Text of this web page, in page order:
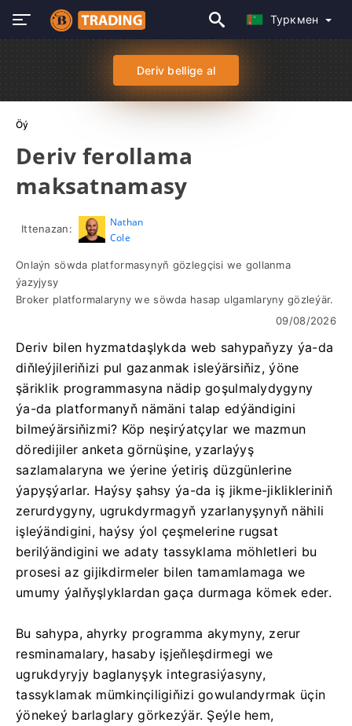
Туркмен
Deriv bellige al
Öý
Deriv ferollama
maksatnamasy
Ittenazan:
Nathan
Cole
Onlaýn söwda platformasynyň gözlegçisi we gollanma
ýazyjysy
Broker platformalaryny we söwda hasap ulgamlaryny gözleýär.
09/08/2026
Deriv bilen hyzmatdaşlykda web sahypaňyzy ýa-da
diňleýjileriňizi pul gazanmak isleýärsiňiz, ýöne
şäriklik programmasyna nädip goşulmalydygyny
ýa-da platformanyň nämäni talap edýändigini
bilmeýärsiňizmi? Köp neşirýatçylar we mazmun
döredijiler anketa görnüşine, yzarlaýyş
sazlamalaryna we ýerine ýetiriş düzgünlerine
ýapyşýarlar. Haýsy şahsy ýa-da iş jikme-jiklikleriniň
zerurdygyny, ugrukdyrmagyň yzarlanyşynyň nähili
işleýändigini, haýsy ýol çeşmelerine rugsat
berilýändigini we adaty tassyklama möhletleri bu
prosesi az gijikdirmeler bilen tamamlamaga we
umumy ýalňyşlyklardan gaça durmaga kömek eder.
Bu sahypa, ahyrky programma akymyny, zerur
resminamalary, hasaby işjeňleşdirmegi we
ugrukdyryjy baglanyşyk integrasiýasyny,
tassyklamak mümkinçiligiňizi gowulandyrmak üçin
ýönekeý barlaglary görkezýär. Şeýle hem,